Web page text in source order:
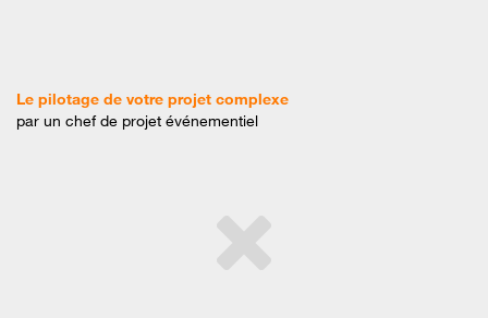
Le pilotage de votre projet complexe
par un chef de projet événementiel